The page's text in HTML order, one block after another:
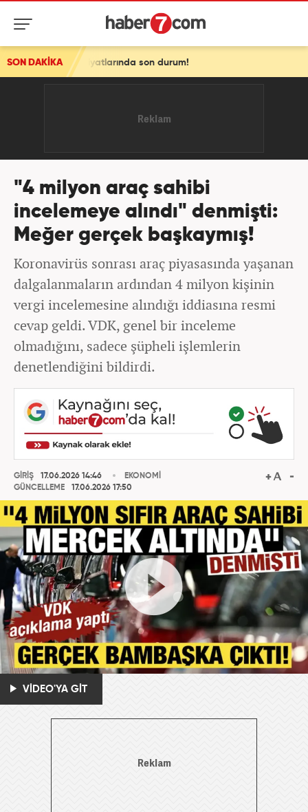
SON DAKİKA
son durum!
"4 milyon araç sahibi
incelemeye alındı" denmişti:
Meğer gerçek başkaymış!
Koronavirüs sonrası araç piyasasında yaşanan
dalgalanmaların ardından 4 milyon kişinin
vergi incelemesine alındığı iddiasına resmi
cevap geldi. VDK, genel bir inceleme
olmadığını, sadece şüpheli işlemlerin
denetlendiğini bildirdi.
GİRİŞ
17.06.2026 14:46
GÜNCELLEME
17.06.2026 17:50
EKONOMİ
VİDEO'YA GİT